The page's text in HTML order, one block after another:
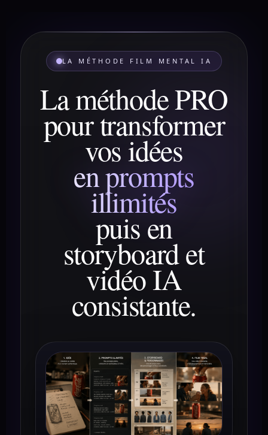
LA MÉTHODE FILM MENTAL IA
La méthode PRO
pour transformer
vos idées
en prompts
illimités
puis en
storyboard et
vidéo IA
consistante.